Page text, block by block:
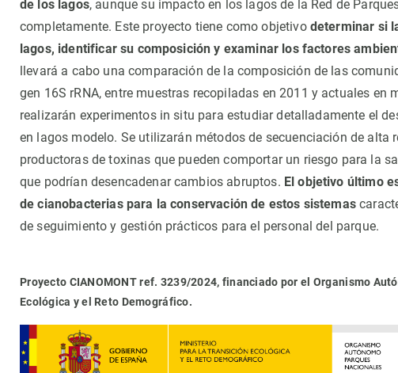
de los lagos, aunque su impacto en los lagos de la Red de
completamente. Este proyecto tiene como objetivo determinar si
lagos, identificar su composición y examinar los factores
llevará a cabo una comparación de la composición de las
gen 16S rRNA, entre muestras recopiladas en 2011 y actuales en
realizarán experimentos in situ para estudiar detalladamente el
en lagos modelo. Se utilizarán métodos de secuenciación de alta
productoras de toxinas que pueden comportar un riesgo para la
que podrían desencadenar cambios abruptos. El objetivo último
de cianobacterias para la conservación de estos sistemas
de seguimiento y gestión prácticos para el personal del parque.
Proyecto CIANOMONT ref. 3239/2024, financiado por el Organismo
Ecológica y el Reto Demográfico.